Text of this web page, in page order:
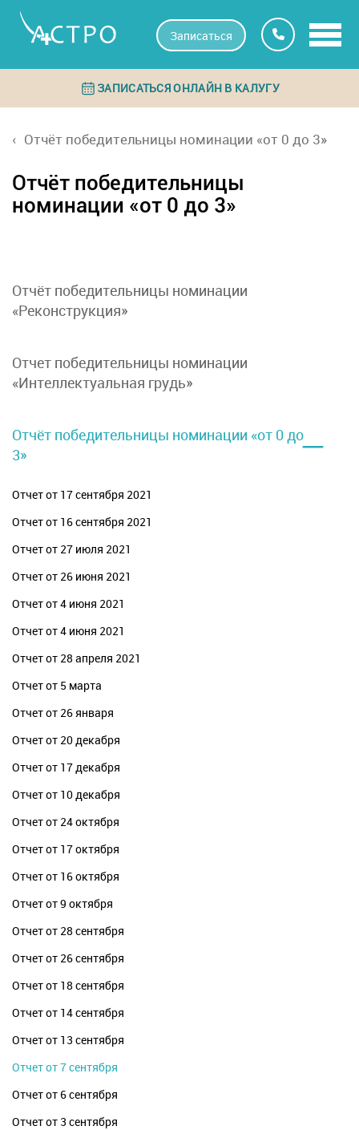
Записаться
ЗАПИСАТЬСЯ ОНЛАЙН В КАЛУГУ
Отчёт победительницы номинации «от 0 до 3»
Отчёт победительницы
номинации «от 0 до 3»
Отчёт победительницы номинации
«Реконструкция»
Отчет победительницы номинации
«Интеллектуальная грудь»
Отчёт победительницы номинации «от 0 до
3»
–
Отчет от 17 сентября 2021
Отчет от 16 сентября 2021
Отчет от 27 июля 2021
Отчет от 26 июня 2021
Отчет от 4 июня 2021
Отчет от 4 июня 2021
Отчет от 28 апреля 2021
Отчет от 5 марта
Отчет от 26 января
Отчет от 20 декабря
Отчет от 17 декабря
Отчет от 10 декабря
Отчет от 24 октября
Отчет от 17 октября
Отчет от 16 октября
Отчет от 9 октября
Отчет от 28 сентября
Отчет от 26 сентября
Отчет от 18 сентября
Отчет от 14 сентября
Отчет от 13 сентября
Отчет от 7 сентября
Отчет от 6 сентября
Отчет от 3 сентября